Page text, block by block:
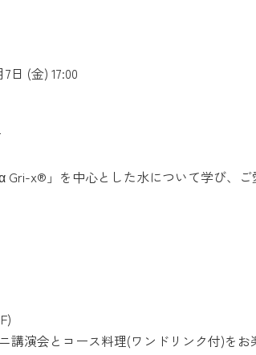
7日 (金) 17:00
Gri-x®」を中心とした水について学び、
演会とコース料理(ワンドリンク付)をお